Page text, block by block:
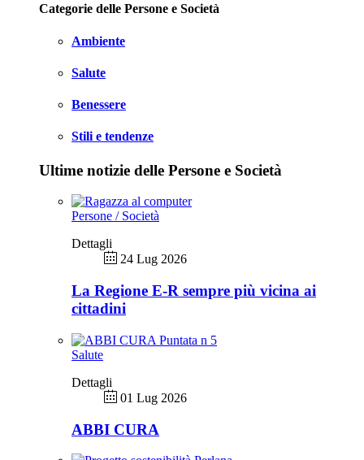
Categorie delle Persone e Società
Ambiente
Salute
Benessere
Stili e tendenze
Ultime notizie delle Persone e Società
Persone / Società
Dettagli
24 Lug 2026
La Regione E-R sempre più vicina ai
cittadini
Salute
Dettagli
01 Lug 2026
ABBI CURA